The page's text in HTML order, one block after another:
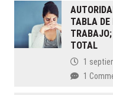
TABLA DE
TOTAL
1
1